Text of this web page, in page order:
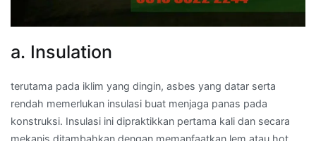
a. Insulation
terutama pada iklim yang dingin, asbes yang datar serta
rendah memerlukan insulasi buat menjaga panas pada
konstruksi. Insulasi ini dipraktikkan pertama kali dan secara
mekanis ditambahkan dengan memanfaatkan lem atau hot